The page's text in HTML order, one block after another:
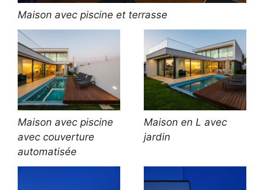
Maison avec piscine et terrasse
Maison avec piscine
avec couverture
automatisée
Maison en L avec
jardin